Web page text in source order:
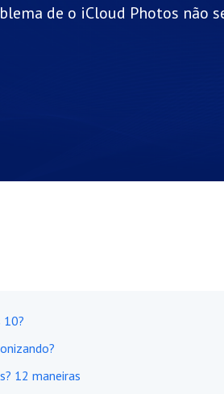
de o iCloud Photos não
10?
12 maneiras